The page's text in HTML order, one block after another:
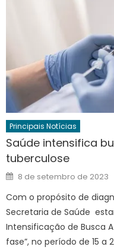
Principais Notícias
Saúde intensifica
tuberculose
Posted
on
8 de setembro de 2023
Com o propósito de
Secretaria de Saúde
Intensificação de Busca
fase”, no período de 15